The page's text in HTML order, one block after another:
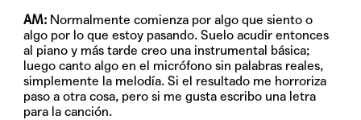
AM: Normalmente comienza por algo que siento o
algo por lo que estoy pasando. Suelo acudir entonces
al piano y más tarde creo una instrumental básica;
luego canto algo en el micrófono sin palabras reales,
simplemente la melodía. Si el resultado me horroriza
paso a otra cosa, pero si me gusta escribo una letra
para la canción.